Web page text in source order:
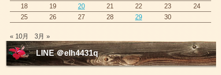
18
19 20 21 22 23
24
25
26 27 28 29 30
« 10月 3月 »
LINE ＠elh4431q